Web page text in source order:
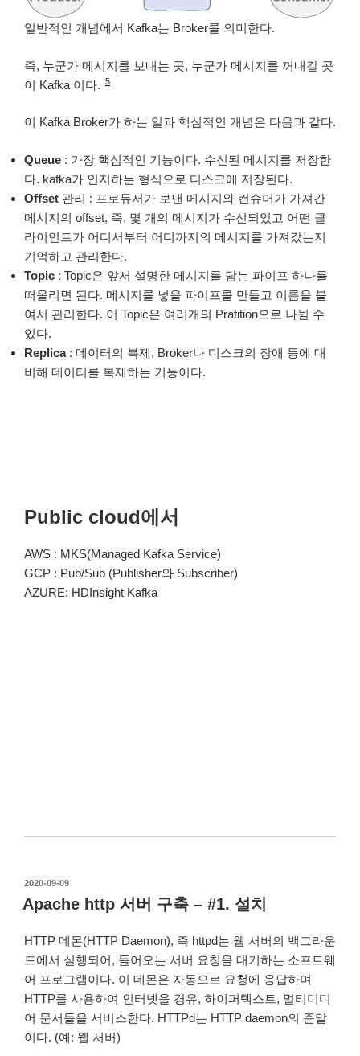
일반적인 개념에서 Kafka는 Broker를 의미한다.
즉, 누군가 메시지를 보내는 곳, 누군가 메시지를 꺼내갈 곳
이 Kafka 이다. 5
이 Kafka Broker가 하는 일과 핵심적인 개념은 다음과 같다.
Queue : 가장 핵심적인 기능이다. 수신된 메시지를 저장한
다. kafka가 인지하는 형식으로 디스크에 저장된다.
Offset 관리 : 프로듀서가 보낸 메시지와 컨슈머가 가져간
메시지의 offset, 즉, 몇 개의 메시지가 수신되었고 어떤 클
라이언트가 어디서부터 어디까지의 메시지를 가져갔는지
기억하고 관리한다.
Topic : Topic은 앞서 설명한 메시지를 담는 파이프 하나를
떠올리면 된다. 메시지를 넣을 파이프를 만들고 이름을 붙
여서 관리한다. 이 Topic은 여러개의 Pratition으로 나뉠 수
있다.
Replica: 데이터의 복제, Broker나 디스크의 장애 등에 대
비해 데이터를 복제하는 기능이다.
Public cloud에서
AWS : MKS(Managed Kafka Service)
GCP : Pub/Sub (Publisher와 Subscriber)
AZURE: HDInsight Kafka
작
성
일
2020-09-09
Apache http 서버 구축 – #1. 설치
HTTP 데몬(HTTP Daemon), 즉 httpd는 웹 서버의 백그라운
드에서 실행되어, 들어오는 서버 요청을 대기하는 소프트웨
어 프로그램이다. 이 데몬은 자동으로 요청에 응답하며
HTTP를 사용하여 인터넷을 경유, 하이퍼텍스트, 멀티미디
어 문서들을 서비스한다. HTTPd는 HTTP daemon의 준말
이다. (예: 웹 서버)